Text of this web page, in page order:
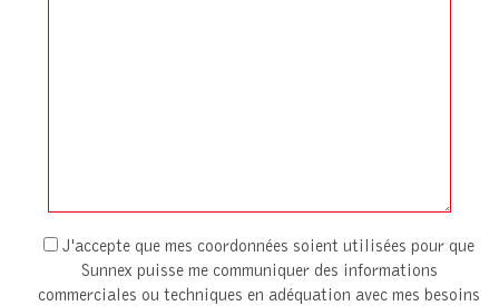
J'accepte que mes coordonnées soient utilisées pour que
Sunnex puisse me communiquer des informations
commerciales ou techniques en adéquation avec mes besoins